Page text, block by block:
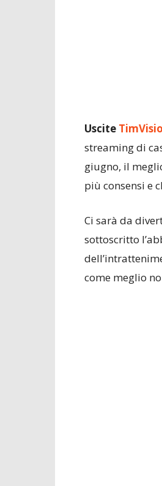
Uscite
streaming di
giugno, il
più consensi e
Ci sarà da
sottoscritto
come meglio